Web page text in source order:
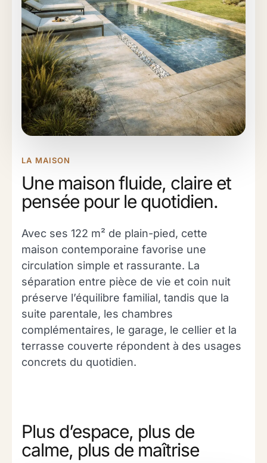
LA MAISON
Une maison fluide, claire et
pensée pour le quotidien.
Avec ses 122 m² de plain-pied, cette
maison contemporaine favorise une
circulation simple et rassurante. La
séparation entre pièce de vie et coin nuit
préserve l’équilibre familial, tandis que la
suite parentale, les chambres
complémentaires, le garage, le cellier et la
terrasse couverte répondent à des usages
concrets du quotidien.
Plus d’espace, plus de
calme, plus de maîtrise